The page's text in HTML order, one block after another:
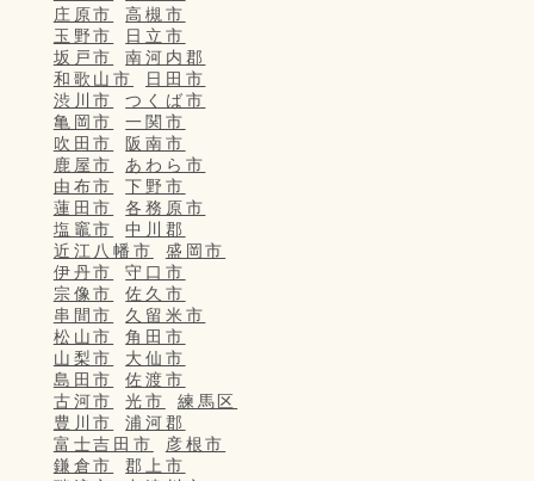
庄原市
高槻市
玉野市
日立市
坂戸市
南河内郡
和歌山市
日田市
渋川市
つくば市
亀岡市
一関市
吹田市
阪南市
鹿屋市
あわら市
由布市
下野市
蓮田市
各務原市
塩竈市
中川郡
近江八幡市
盛岡市
伊丹市
守口市
宗像市
佐久市
串間市
久留米市
松山市
角田市
山梨市
大仙市
島田市
佐渡市
古河市
光市
練馬区
豊川市
浦河郡
富士吉田市
彦根市
鎌倉市
郡上市